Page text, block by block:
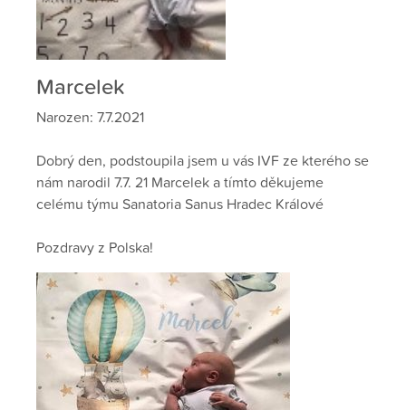
Marcelek
Narozen: 7.7.2021
Dobrý den, podstoupila jsem u vás IVF ze kterého se
nám narodil 7.7. 21 Marcelek a tímto děkujeme
celému týmu Sanatoria Sanus Hradec Králové
Pozdravy z Polska!